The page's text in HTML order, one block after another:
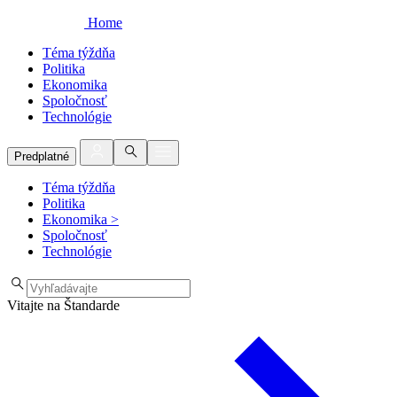
Home
Téma týždňa
Politika
Ekonomika
Spoločnosť
Technológie
Predplatné
Téma týždňa
Politika
Ekonomika >
Spoločnosť
Technológie
Vitajte na Štandarde